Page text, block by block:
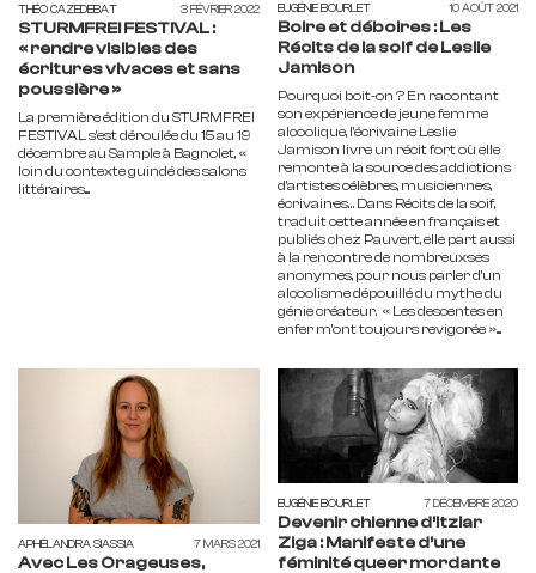
THÉO CAZEDEBAT 3 FÉVRIER 2022
STURMFREI FESTIVAL :
« rendre visibles des
écritures vivaces et sans
poussière »
La première édition du STURMFREI
FESTIVAL s’est déroulée du 15 au 19
décembre au Sample à Bagnolet, «
loin du contexte guindé des salons
littéraires....
EUGÉNIE BOURLET 10 AOÛT 2021
Boire et déboires : Les
Récits de la soif de Leslie
Jamison
Pourquoi boit-on ? En racontant
son expérience de jeune femme
alcoolique, l’écrivaine Leslie
Jamison livre un récit fort où elle
remonte à la source des addictions
d’artistes célèbres, musicien·ne·s,
écrivain·es… Dans Récits de la soif,
traduit cette année en français et
publiés chez Pauvert, elle part aussi
à la rencontre de nombreux·ses
anonymes, pour nous parler d’un
alcoolisme dépouillé du mythe du
génie créateur. « Les descentes en
enfer m’ont toujours revigorée »....
APHÉLANDRA SIASSIA 7 MARS 2021
Avec Les Orageuses,
EUGÉNIE BOURLET 7 DÉCEMBRE 2020
Devenir chienne d’Itziar
Ziga : Manifeste d’une
féminité queer mordante